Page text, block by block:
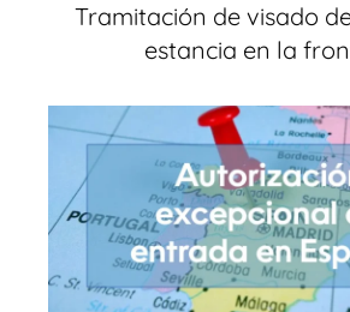
Tramitación de visado
estancia en la